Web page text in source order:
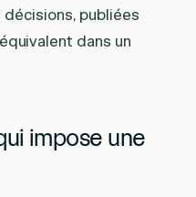
décisions, publiées
dans un
impose une